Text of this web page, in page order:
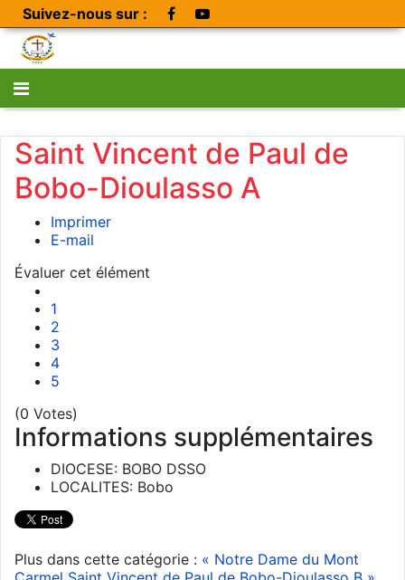
Suivez-nous sur :
Saint Vincent de Paul de
Bobo-Dioulasso A
Imprimer
E-mail
Évaluer cet élément
1
2
3
4
5
(0 Votes)
Informations supplémentaires
DIOCESE: BOBO DSSO
LOCALITES: Bobo
Plus dans cette catégorie : « Notre Dame du Mont